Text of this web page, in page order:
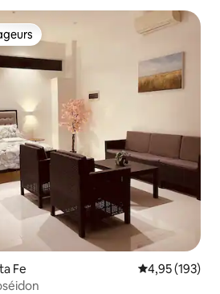
les plus appréciés
Fe Évaluation
4,95 (193)